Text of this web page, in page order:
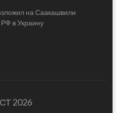
на Саакашвили
в Украину
2026